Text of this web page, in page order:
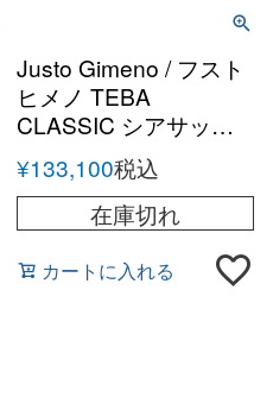
Justo Gimeno / フスト
ヒメノ TEBA
CLASSIC シアサッカ
ーコットンジャケット
¥133,100税込
在庫切れ
カートに入れる